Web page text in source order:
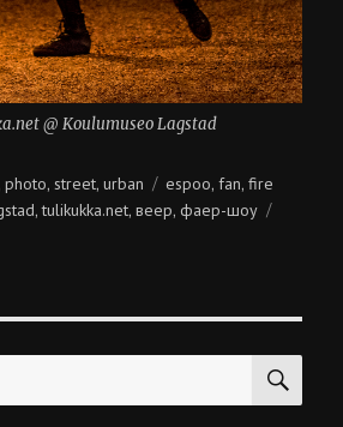
@ Koulumuseo Lagstad
,photo, street,urban Tags
espoo,fan,fire
,tulikukka.net,веер,фаер-шоу